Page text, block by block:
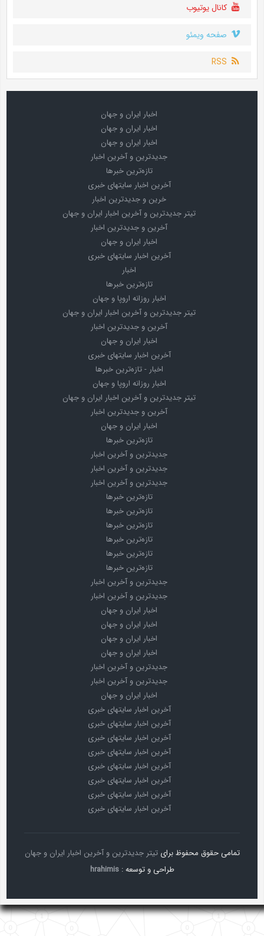
کانال یوتیوب
صفحه ویمئو
RSS
اخبار ایران و جهان
اخبار ایران و جهان
اخبار ایران و جهان
جدیدترین و آخرین اخبار
تازه‌ترین خبرها
آخرین اخبار سایتهای خبری
خرین و جدیدترین اخبار
تیتر جدیدترین و آخرین اخبار ایران و جهان
آخرین و جدیدترین اخبار
اخبار ایران و جهان
آخرین اخبار سایتهای خبری
اخبار
تازه‌ترین خبرها
اخبار روزانه اروپا و جهان
تیتر جدیدترین و آخرین اخبار ایران و جهان
آخرین و جدیدترین اخبار
اخبار ایران و جهان
آخرین اخبار سایتهای خبری
اخبار - تازه‌ترین خبرها
اخبار روزانه اروپا و جهان
تیتر جدیدترین و آخرین اخبار ایران و جهان
آخرین و جدیدترین اخبار
اخبار ایران و جهان
تازه‌ترین خبرها
جدیدترین و آخرین اخبار
جدیدترین و آخرین اخبار
جدیدترین و آخرین اخبار
تازه‌ترین خبرها
تازه‌ترین خبرها
تازه‌ترین خبرها
تازه‌ترین خبرها
تازه‌ترین خبرها
تازه‌ترین خبرها
جدیدترین و آخرین اخبار
جدیدترین و آخرین اخبار
اخبار ایران و جهان
اخبار ایران و جهان
اخبار ایران و جهان
اخبار ایران و جهان
جدیدترین و آخرین اخبار
جدیدترین و آخرین اخبار
اخبار ایران و جهان
آخرین اخبار سایتهای خبری
آخرین اخبار سایتهای خبری
آخرین اخبار سایتهای خبری
آخرین اخبار سایتهای خبری
آخرین اخبار سایتهای خبری
آخرین اخبار سایتهای خبری
آخرین اخبار سایتهای خبری
آخرین اخبار سایتهای خبری
تمامی حقوق محفوظ برای تیتر جدیدترین و آخرین اخبار ایران و جهان
طراحی و توسعه : hrahimis